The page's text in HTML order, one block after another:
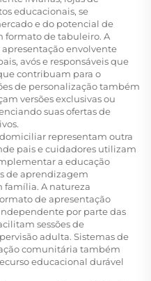
educacionais, se
e do potencial de
formato de tabuleiro. A
envolvente
avós e responsáveis que
contribuam para o
de personalização também
versões exclusivas ou
suas ofertas de
representam outra
pais e cuidadores utilizam
a educação
de aprendizagem
família. A natureza
de apresentação
por parte das
sessões de
adulta. Sistemas de
comunitária também
educacional durável